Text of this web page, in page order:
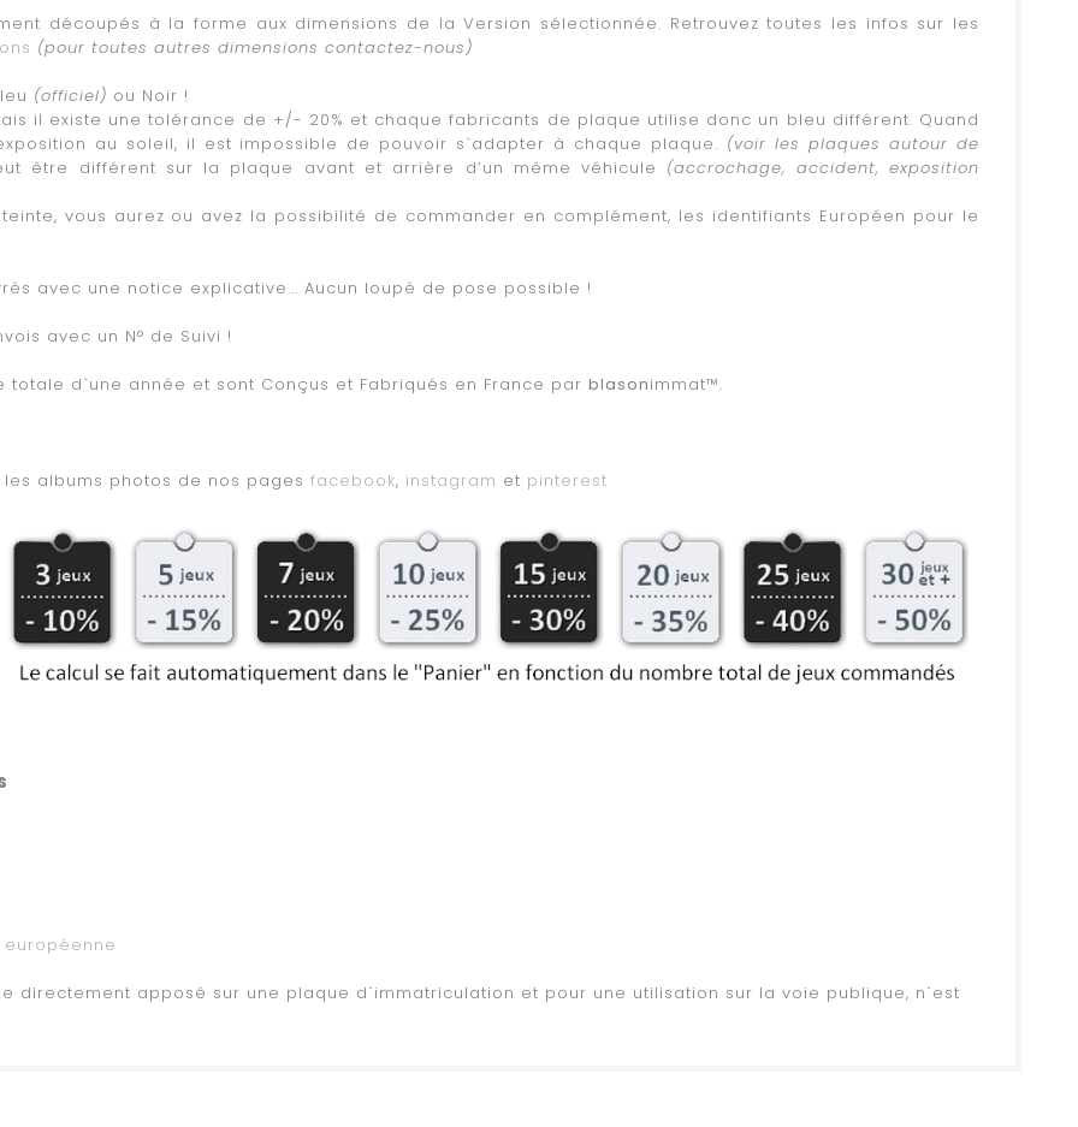
découpés à la forme aux dimensions de la Version sélectionnée. Retrouvez toutes les infos sur les
(pour toutes autres dimensions contactez-nous)
(officiel) ou Noir !
il existe une tolérance de +/- 20% et chaque fabricants de plaque utilise donc un bleu différent. Quand
au soleil, il est impossible de pouvoir s`adapter à chaque plaque. (voir les plaques autour de
être différent sur la plaque avant et arrière d’un même véhicule (accrochage, accident, exposition
vous aurez ou avez la possibilité de commander en complément, les identifiants Européen pour le
avec une notice explicative... Aucun loupé de pose possible !
avec un N° de Suivi !
d`une année et sont Conçus et Fabriqués en France par blasonimmat™.
albums photos de nos pages facebook, instagram et pinterest
directement apposé sur une plaque d`immatriculation et pour une utilisation sur la voie publique, n`est